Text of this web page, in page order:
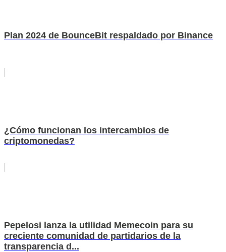
Plan 2024 de BounceBit respaldado por Binance
¿Cómo funcionan los intercambios de
criptomonedas?
Pepelosi lanza la utilidad Memecoin para su
creciente comunidad de partidarios de la
transparencia d...